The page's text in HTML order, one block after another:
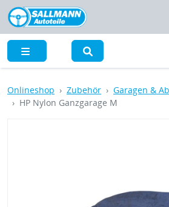
Onlineshop Zubehör
Garagen &
HP Nylon Ganzgarage M